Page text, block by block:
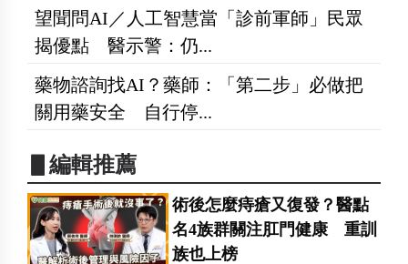
望聞問AI／人工智慧當「診前軍師」民眾
揭優點 醫示警：仍...
藥物諮詢找AI？藥師：「第二步」必做把
關用藥安全 自行停...
▋編輯推薦
術後怎麼痔瘡又復發？醫點
名4族群關注肛門健康 重訓
族也上榜